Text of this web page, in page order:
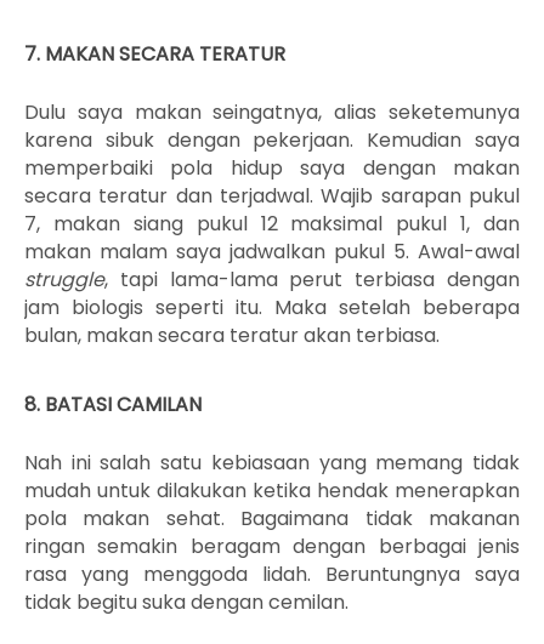
7. MAKAN SECARA TERATUR
Dulu saya makan seingatnya, alias seketemunya
karena sibuk dengan pekerjaan. Kemudian saya
memperbaiki pola hidup saya dengan makan
secara teratur dan terjadwal. Wajib sarapan pukul
7, makan siang pukul 12 maksimal pukul 1, dan
makan malam saya jadwalkan pukul 5. Awal-awal
struggle, tapi lama-lama perut terbiasa dengan
jam biologis seperti itu. Maka setelah beberapa
bulan, makan secara teratur akan terbiasa.
8. BATASI CAMILAN
Nah ini salah satu kebiasaan yang memang tidak
mudah untuk dilakukan ketika hendak menerapkan
pola makan sehat. Bagaimana tidak makanan
ringan semakin beragam dengan berbagai jenis
rasa yang menggoda lidah. Beruntungnya saya
tidak begitu suka dengan cemilan.